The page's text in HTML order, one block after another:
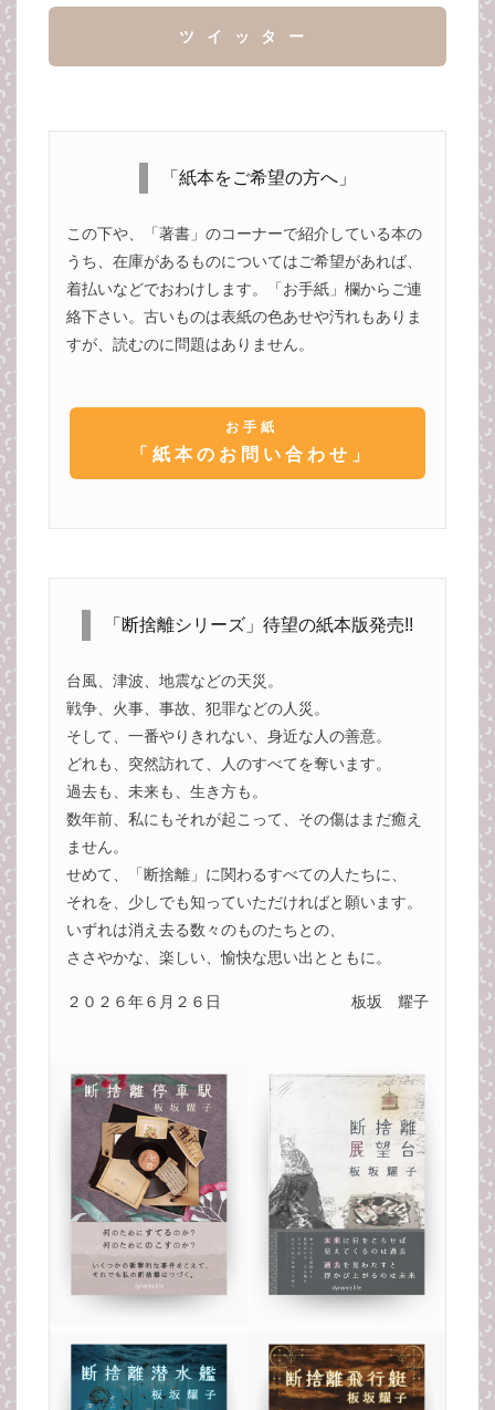
ツイッター
「紙本をご希望の方へ」
この下や、「著書」のコーナーで紹介している本の
うち、在庫があるものについてはご希望があれば、
着払いなどでおわけします。「お手紙」欄からご連
絡下さい。古いものは表紙の色あせや汚れもありま
すが、読むのに問題はありません。
お手紙
「紙本のお問い合わせ」
「断捨離シリーズ」待望の紙本版発売!!
台風、津波、地震などの天災。
戦争、火事、事故、犯罪などの人災。
そして、一番やりきれない、身近な人の善意。
どれも、突然訪れて、人のすべてを奪います。
過去も、未来も、生き方も。
数年前、私にもそれが起こって、その傷はまだ癒え
ません。
せめて、「断捨離」に関わるすべての人たちに、
それを、少しでも知っていただければと願います。
いずれは消え去る数々のものたちとの、
ささやかな、楽しい、愉快な思い出とともに。
２０２６年６月２６日 板坂 耀子